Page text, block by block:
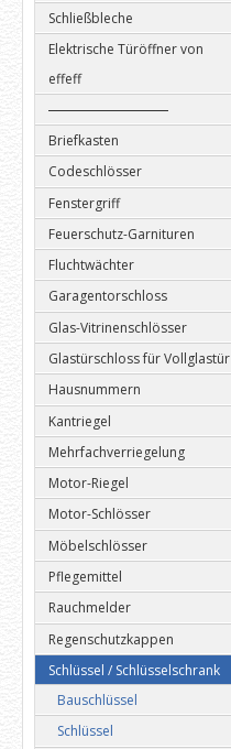
Schließbleche
Elektrische Türöffner von
effeff
Briefkasten
Codeschlösser
Fenstergriff
Feuerschutz-Garnituren
Fluchtwächter
Garagentorschloss
Glas-Vitrinenschlösser
Glastürschloss für Vollglastür
Hausnummern
Kantriegel
Mehrfachverriegelung
Motor-Riegel
Motor-Schlösser
Möbelschlösser
Pflegemittel
Rauchmelder
Regenschutzkappen
Schlüssel / Schlüsselschrank
Bauschlüssel
Schlüssel